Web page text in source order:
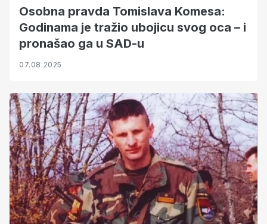
Osobna pravda Tomislava Komesa:
Godinama je tražio ubojicu svog oca – i
pronašao ga u SAD-u
07.08.2025